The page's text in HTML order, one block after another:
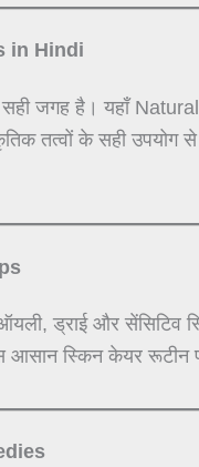
in Hindi
जगह है। यहाँ
तत्वों के सही
ड्राई और सेंसिटिव
स्किन केयर रूटीन